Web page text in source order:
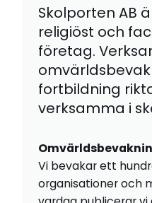
Skolporten AB
religiöst och
företag.
fortbildning
verksamma i
Vi bevakar ett
organisationer och